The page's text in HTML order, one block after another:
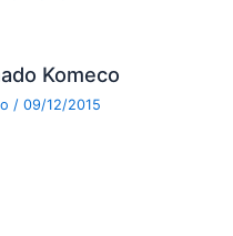
Komeco
/09/12/2015